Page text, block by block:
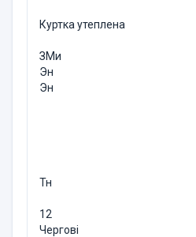
Куртка утеплена
ЗМи
Эн
Эн
Тн
12
Чергові